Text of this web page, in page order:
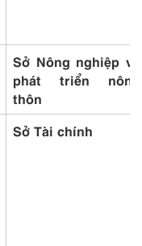
Sở Nông nghiệp và
phát triển nông
thôn
Sở Tài chính